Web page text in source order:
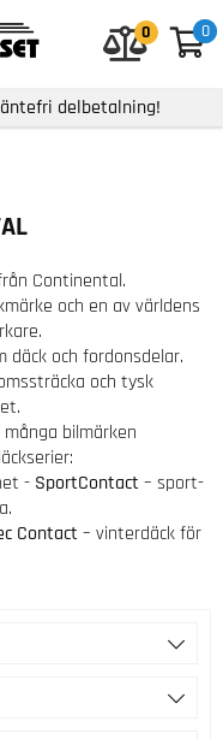
0
0
0
delbetalning!
Continental.
och en av världens
och fordonsdelar.
och tysk
bilmärken
- SportContact – sport-
Contact – vinterdäck för